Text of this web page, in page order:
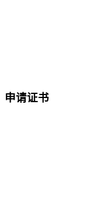
申请证书